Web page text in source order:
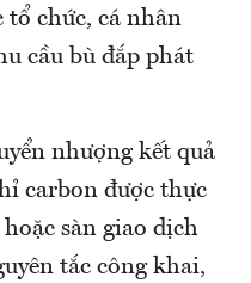
tổ chức, cá nhân
cầu bù đắp phát
nhượng kết quả
carbon được thực
sàn giao dịch
tắc công khai,